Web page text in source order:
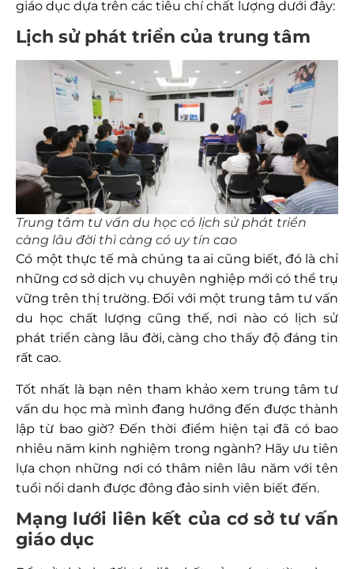
giáo dục dựa trên các tiêu chí chất lượng dưới đây:
Lịch sử phát triển của trung tâm
Trung tâm tư vấn du học có lịch sử phát triển
càng lâu đời thì càng có uy tín cao
Có một thực tế mà chúng ta ai cũng biết, đó là chỉ
những cơ sở dịch vụ chuyên nghiệp mới có thể trụ
vững trên thị trường. Đối với một trung tâm tư vấn
du học chất lượng cũng thế, nơi nào có lịch sử
phát triển càng lâu đời, càng cho thấy độ đáng tin
rất cao.
Tốt nhất là bạn nên tham khảo xem trung tâm tư
vấn du học mà mình đang hướng đến được thành
lập từ bao giờ? Đến thời điểm hiện tại đã có bao
nhiêu năm kinh nghiệm trong ngành? Hãy ưu tiên
lựa chọn những nơi có thâm niên lâu năm với tên
tuổi nổi danh được đông đảo sinh viên biết đến.
Mạng lưới liên kết của cơ sở tư vấn
giáo dục